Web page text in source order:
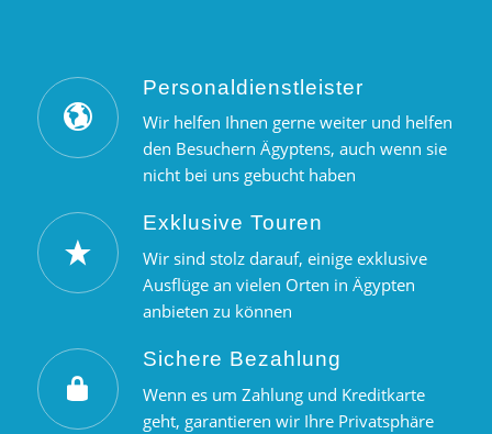
Personaldienstleister
Wir helfen Ihnen gerne weiter und helfen
den Besuchern Ägyptens, auch wenn sie
nicht bei uns gebucht haben
Exklusive Touren
Wir sind stolz darauf, einige exklusive
Ausflüge an vielen Orten in Ägypten
anbieten zu können
Sichere Bezahlung
Wenn es um Zahlung und Kreditkarte
geht, garantieren wir Ihre Privatsphäre